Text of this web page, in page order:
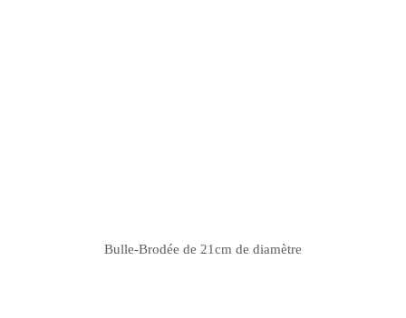
Bulle-Brodée de 21cm de diamètre